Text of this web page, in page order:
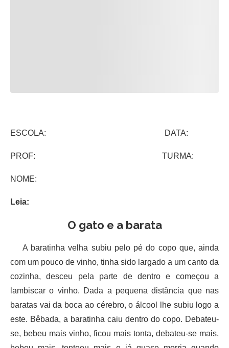
ESCOLA: DATA:
PROF: TURMA:
NOME:
Leia:
O gato e a barata
A baratinha velha subiu pelo pé do copo que, ainda
com um pouco de vinho, tinha sido largado a um canto da
cozinha, desceu pela parte de dentro e começou a
lambiscar o vinho. Dada a pequena distância que nas
baratas vai da boca ao cérebro, o álcool lhe subiu logo a
este. Bêbada, a baratinha caiu dentro do copo. Debateu-
se, bebeu mais vinho, ficou mais tonta, debateu-se mais,